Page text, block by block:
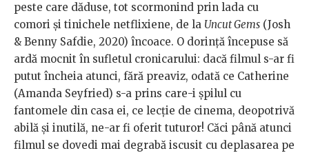
peste care dăduse, tot scormonind prin lada cu
comori și tinichele netflixiene, de la Uncut Gems (Josh
& Benny Safdie, 2020) încoace. O dorință începuse să
ardă mocnit în sufletul cronicarului: dacă filmul s-ar fi
putut încheia atunci, fără preaviz, odată ce Catherine
(Amanda Seyfried) s-a prins care-i șpilul cu
fantomele din casa ei, ce lecție de cinema, deopotrivă
abilă și inutilă, ne-ar fi oferit tuturor! Căci până atunci
filmul se dovedi mai degrabă iscusit cu deplasarea pe